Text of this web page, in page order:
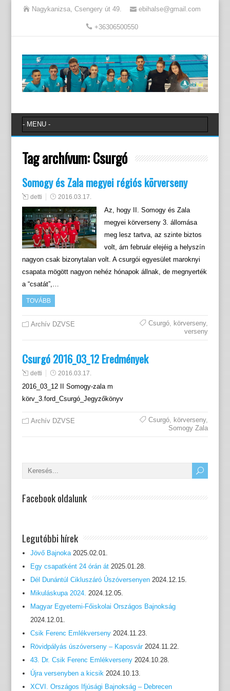
Nagykanizsa, Csengery út 49. ebihalse@gmail.com
+36306500550
Tag archívum:Csurgó
Somogy és Zala megyei régiós körverseny
detti 2016.03.17.
Az, hogy II. Somogy és Zala
megyei körverseny 3. állomása
meg lesz tartva, az szinte biztos
volt, ám február elejéig a helyszín
nagyon csak bizonytalan volt. A csurgói egyesület maroknyi
csapata mögött nagyon nehéz hónapok állnak, de megnyerték
a “csatát”,…
TOVÁBB
Archív DZVSE Csurgó körverseny,
verseny
Csurgó 2016_03_12 Eredmények
detti 2016.03.17.
2016_03_12 II Somogy-zala m
körv_3.ford_Csurgó_Jegyzőkönyv
Archív DZVSE Csurgó körverseny,
Somogy Zala
Facebook oldalunk
Legutóbbi hírek
Jövő Bajnoka 2025.02.01.
Egy csapatként 24 órán át 2025.01.28.
Dél Dunántúl Cikluszáró Úszóversenyen 2024.12.15.
Mikuláskupa 2024. 2024.12.05.
Magyar Egyetemi-Főiskolai Országos Bajnokság
2024.12.01.
Csik Ferenc Emlékverseny 2024.11.23.
Rövidpályás úszóverseny – Kaposvár 2024.11.22.
43. Dr. Csik Ferenc Emlékverseny 2024.10.28.
Újra versenyben a kicsik 2024.10.13.
XCVI. Országos Ifjúsági Bajnokság – Debrecen